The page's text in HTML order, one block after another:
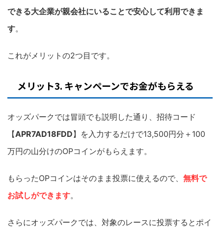
できる大企業が親会社にいることで安心して利用できま
す。
これがメリットの2つ目です。
メリット3. キャンペーンでお金がもらえる
オッズパークでは冒頭でも説明した通り、招待コード
【APR7AD18FDD】を入力するだけで13,500円分＋100
万円の山分けのOPコインがもらえます。
もらったOPコインはそのまま投票に使えるので、 無料で
お試しができます。
さらにオッズパークでは、対象のレースに投票するとポイ